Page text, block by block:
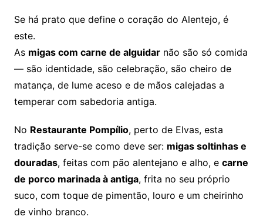
Se há prato que define o coração do Alentejo, é
este.
As migas com carne de alguidarnão são só comida
— são identidade, são celebração, são cheiro de
matança, de lume aceso e de mãos calejadas a
temperar com sabedoria antiga.
No Restaurante Pompílio, perto de Elvas, esta
tradição serve-se como deve ser: migas soltinhas e
douradas, feitas com pão alentejano e alho, e carne
de porco marinada à antiga, frita no seu próprio
suco, com toque de pimentão, louro e um cheirinho
de vinho branco.